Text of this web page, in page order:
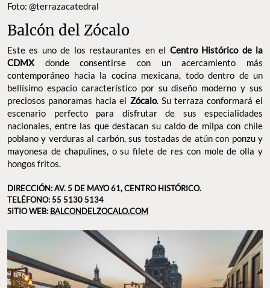
Foto: @terrazacatedral
Balcón del Zócalo
Este es uno de los restaurantes en el Centro Histórico de la
CDMX donde consentirse con un acercamiento más
contemporáneo hacia la cocina mexicana, todo dentro de un
bellísimo espacio característico por su diseño moderno y sus
preciosos panoramas hacia el Zócalo. Su terraza conformará el
escenario perfecto para disfrutar de sus especialidades
nacionales, entre las que destacan su caldo de milpa con chile
poblano y verduras al carbón, sus tostadas de atún con ponzu y
mayonesa de chapulines, o su filete de res con mole de olla y
hongos fritos.
DIRECCIÓN: AV. 5 DE MAYO 61, CENTRO HISTÓRICO.
TELÉFONO: 55 5130 5134
SITIO WEB: BALCONDELZOCALO.COM